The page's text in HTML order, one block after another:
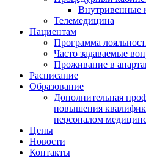
Внутривенные
Телемедицина
Пациентам
Программа
Часто задаваемые
Проживание в
Расписание
Образование
Дополнительная
повышения
персоналом
Цены
Новости
Контакты